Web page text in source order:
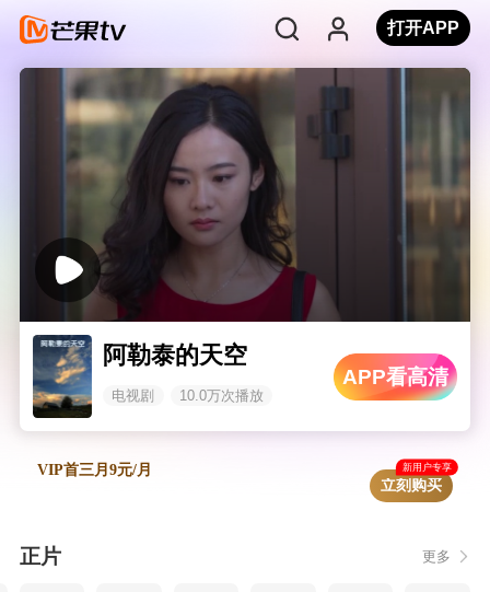
打开APP
阿勒泰的天空
电视剧 10.0万次播放
APP看高清
VIP首三月9元/月 新用户专享
立刻购买
正片 更多